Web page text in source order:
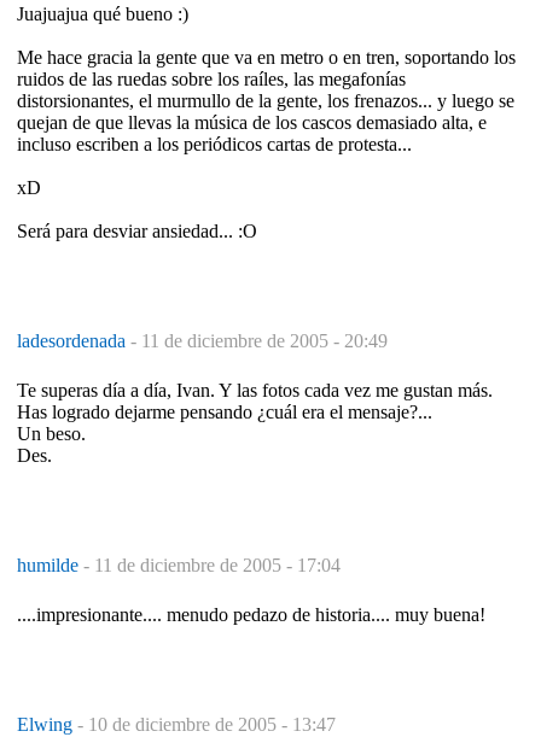
Juajuajua qué bueno :)
Me hace gracia la gente que va en metro o en tren, soportando los
ruidos de las ruedas sobre los raíles, las megafonías
distorsionantes, el murmullo de la gente, los frenazos... y luego se
quejan de que llevas la música de los cascos demasiado alta, e
incluso escriben a los periódicos cartas de protesta...
xD
Será para desviar ansiedad... :O
ladesordenada - 11 de diciembre de 2005 - 20:49
Te superas día a día, Ivan. Y las fotos cada vez me gustan más.
Has logrado dejarme pensando ¿cuál era el mensaje?...
Un beso.
Des.
humilde - 11 de diciembre de 2005 - 17:04
....impresionante.... menudo pedazo de historia.... muy buena!
Elwing - 10 de diciembre de 2005 - 13:47